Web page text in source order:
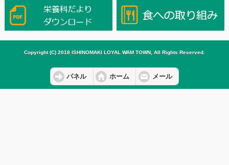
Copyright (C) 2018 ISHINOMAKI LOYAL WAM TOWN, All Rights Reserved.
パネル ホーム メール